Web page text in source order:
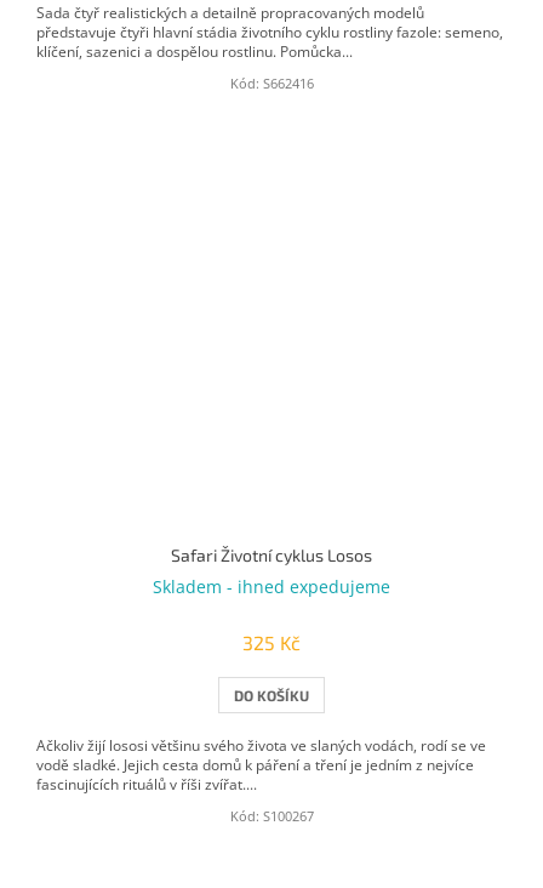
Sada čtyř realistických a detailně propracovaných modelů
představuje čtyři hlavní stádia životního cyklu rostliny fazole: semeno,
klíčení, sazenici a dospělou rostlinu. Pomůcka...
Kód: S662416
Safari Životní cyklus Losos
Skladem - ihned expedujeme
325 Kč
DO KOŠÍKU
Ačkoliv žijí lososi většinu svého života ve slaných vodách, rodí se ve
vodě sladké. Jejich cesta domů k páření a tření je jedním z nejvíce
fascinujících rituálů v říši zvířat....
Kód: S100267